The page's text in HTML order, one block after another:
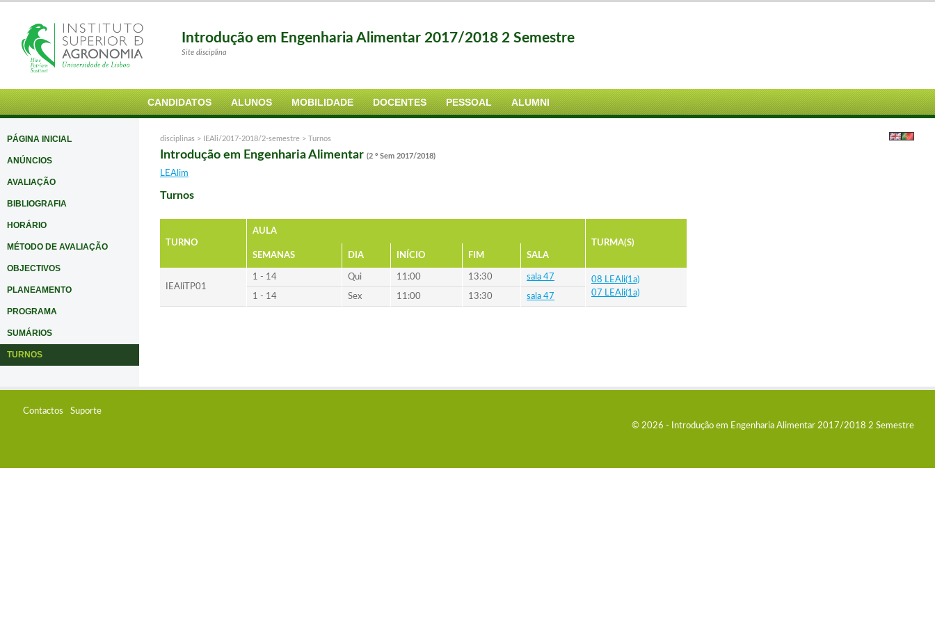
Introdução em Engenharia Alimentar 2017/2018 2 Semestre
Site disciplina
CANDIDATOS ALUNOS MOBILIDADE DOCENTES PESSOAL ALUMNI
PÁGINA INICIAL
ANÚNCIOS
AVALIAÇÃO
BIBLIOGRAFIA
HORÁRIO
MÉTODO DE AVALIAÇÃO
OBJECTIVOS
PLANEAMENTO
PROGRAMA
SUMÁRIOS
TURNOS
disciplinas > IEAli/2017-2018/2-semestre > Turnos
Introdução em Engenharia Alimentar (2 º Sem 2017/2018)
LEAlim
Turnos
TURNO
AULA
TURMA(S)
SEMANAS
DIA INÍCIO FIM SALA
IEAliTP01
1 - 14 Qui 11:00 13:30 sala 47
08 LEAli(1a)
07 LEAli(1a)
1 - 14 Sex 11:00 13:30 sala 47
Contactos
Suporte
© 2026 - Introdução em Engenharia Alimentar 2017/2018 2 Semestre